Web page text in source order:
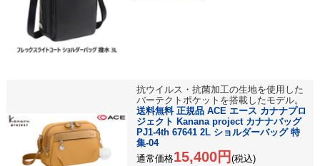
抗ウイルス・抗菌加工の生地を使用した
バーテクトポケットを搭載したモデル。
送料無料 正規品 ACE エース カナナプロ
ジェクト Kanana project カナナバッグ
PJ1-4th 67641 2L ショルダーバッグ 特
集-04
通常価格15,400円 (税込)